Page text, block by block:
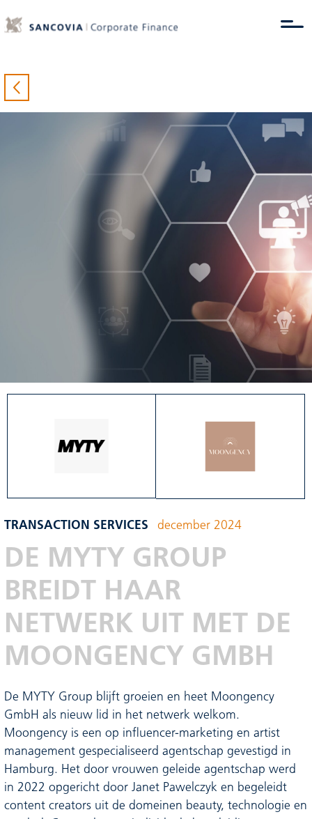
TRANSACTION SERVICES december 2024
DE MYTY GROUP
BREIDT HAAR
NETWERK UIT MET DE
MOONGENCY GMBH
De MYTY Group blijft groeien en heet Moongency
GmbH als nieuw lid in het netwerk welkom.
Moongency is een op influencer-marketing en artist
management gespecialiseerd agentschap gevestigd in
Hamburg. Het door vrouwen geleide agentschap werd
in 2022 opgericht door Janet Pawelczyk en begeleidt
content creators uit de domeinen beauty, technologie en